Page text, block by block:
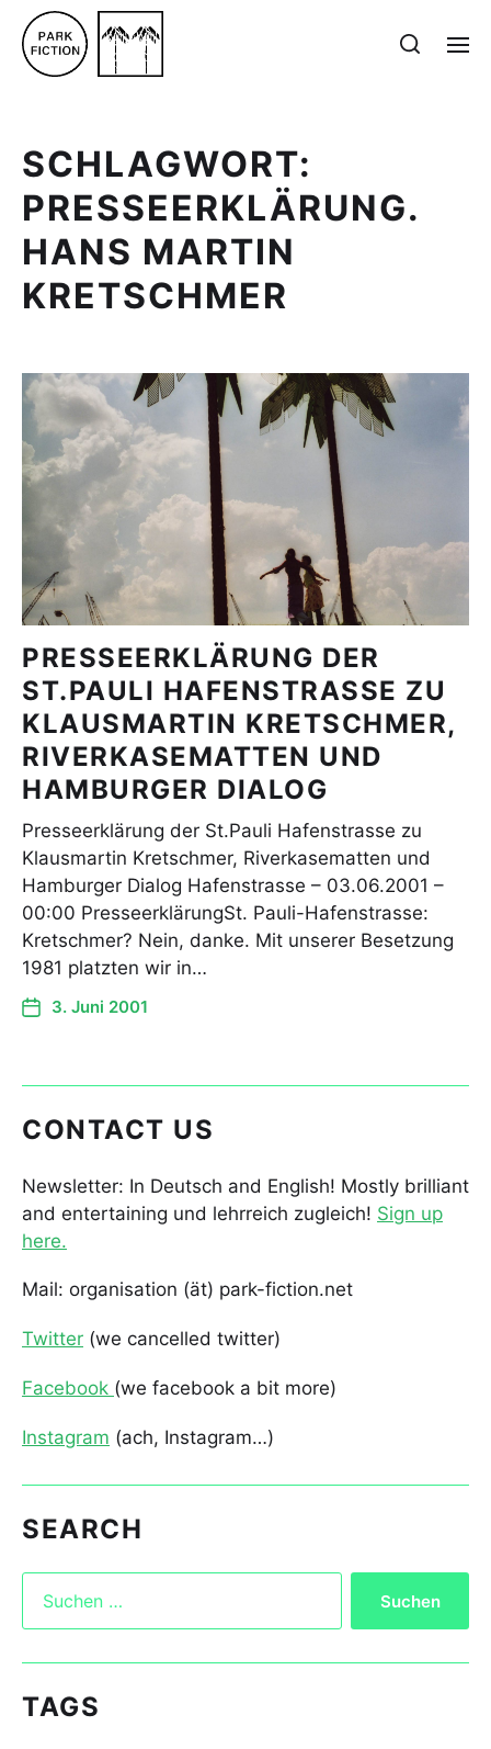
SCHLAGWORT:
PRESSEERKLÄRUNG.
HANS MARTIN
KRETSCHMER
PRESSEERKLÄRUNG DER
ST.PAULI HAFENSTRASSE ZU
KLAUSMARTIN KRETSCHMER,
RIVERKASEMATTEN UND
HAMBURGER DIALOG
Presseerklärung der St.Pauli Hafenstrasse zu
Klausmartin Kretschmer, Riverkasematten und
Hamburger Dialog Hafenstrasse – 03.06.2001 –
00:00 PresseerklärungSt. Pauli-Hafenstrasse:
Kretschmer? Nein, danke. Mit unserer Besetzung
1981 platzten wir in…
3. Juni 2001
CONTACT US
Newsletter: In Deutsch and English! Mostly brilliant
and entertaining und lehrreich zugleich! Sign up
here.
Mail: organisation (ät) park-fiction.net
Twitter (we cancelled twitter)
Facebook (we facebook a bit more)
Instagram (ach, Instagram…)
SEARCH
TAGS